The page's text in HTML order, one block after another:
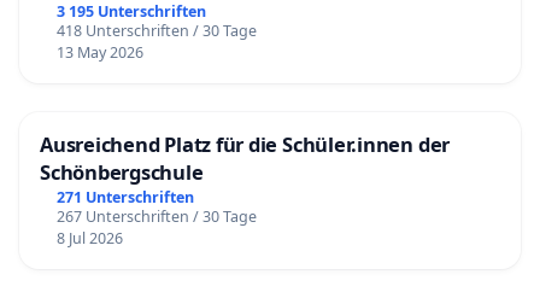
3 195 Unterschriften
418 Unterschriften / 30 Tage
13 May 2026
Ausreichend Platz für die Schüler.innen der
Schönbergschule
271 Unterschriften
267 Unterschriften / 30 Tage
8 Jul 2026